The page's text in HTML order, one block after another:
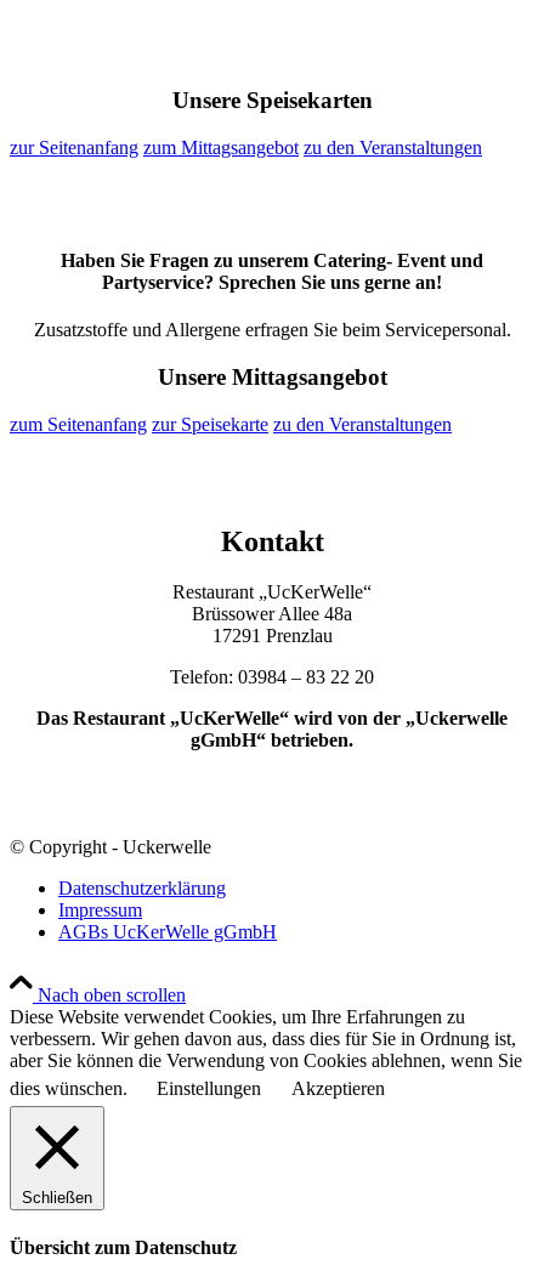
Unsere Speisekarten
zur Seitenanfang zum Mittagsangebot zu den Veranstaltungen
Haben Sie Fragen zu unserem Catering- Event und
Partyservice? Sprechen Sie uns gerne an!
Zusatzstoffe und Allergene erfragen Sie beim Servicepersonal.
Unsere Mittagsangebot
zum Seitenanfang zur Speisekarte zu den Veranstaltungen
Kontakt
Restaurant „UcKerWelle“
Brüssower Allee 48a
17291 Prenzlau
Telefon: 03984 – 83 22 20
Das Restaurant „UcKerWelle“ wird von der „Uckerwelle
gGmbH“ betrieben.
© Copyright - Uckerwelle
Datenschutzerklärung
Impressum
AGBs UcKerWelle gGmbH
Nach oben scrollen
Diese Website verwendet Cookies, um Ihre Erfahrungen zu
verbessern. Wir gehen davon aus, dass dies für Sie in Ordnung ist,
aber Sie können die Verwendung von Cookies ablehnen, wenn Sie
dies wünschen.
Einstellungen Akzeptieren
Schließen
Übersicht zum Datenschutz